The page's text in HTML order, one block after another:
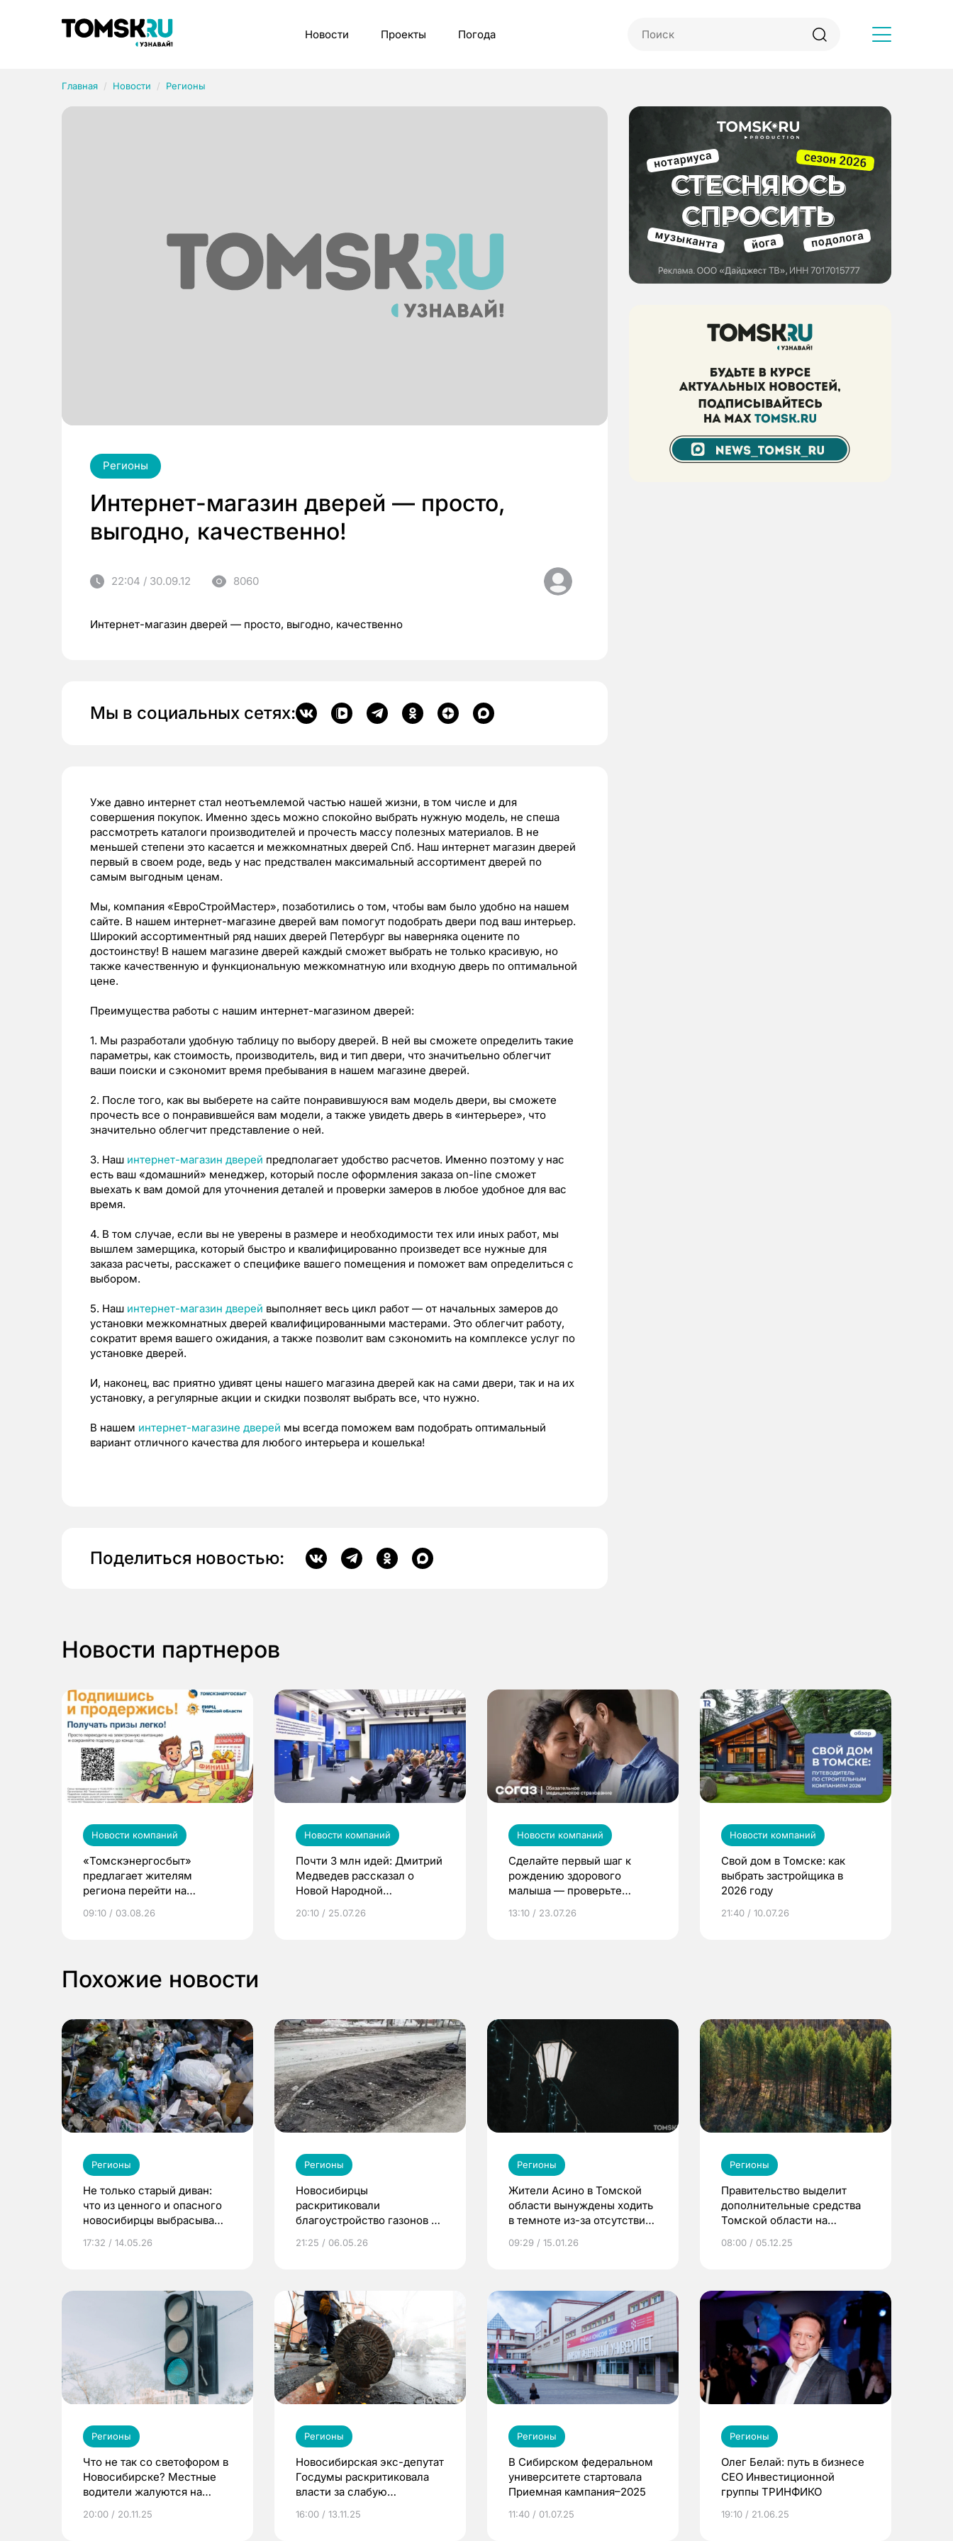
Новости Проекты Погода
Главная Новости Регионы
Регионы
Интернет-магазин дверей — просто,
выгодно, качественно!
22:04 / 30.09.12 8060
Интернет-магазин дверей — просто, выгодно, качественно
Мы в социальных сетях:
Уже давно интернет стал неотъемлемой частью нашей жизни, в том числе и для
совершения покупок. Именно здесь можно спокойно выбрать нужную модель, не спеша
рассмотреть каталоги производителей и прочесть массу полезных материалов. В не
меньшей степени это касается и межкомнатных дверей Спб. Наш интернет магазин дверей
первый в своем роде, ведь у нас предствален максимальный ассортимент дверей по
самым выгодным ценам.
Мы, компания «ЕвроСтройМастер», позаботились о том, чтобы вам было удобно на нашем
сайте. В нашем интернет-магазине дверей вам помогут подобрать двери под ваш интерьер.
Широкий ассортиментный ряд наших дверей Петербург вы наверняка оцените по
достоинству! В нашем магазине дверей каждый сможет выбрать не только красивую, но
также качественную и функциональную межкомнатную или входную дверь по оптимальной
цене.
Преимущества работы с нашим интернет-магазином дверей:
1. Мы разработали удобную таблицу по выбору дверей. В ней вы сможете определить такие
параметры, как стоимость, производитель, вид и тип двери, что значитьельно облегчит
ваши поиски и сэкономит время пребывания в нашем магазине дверей.
2. После того, как вы выберете на сайте понравившуюся вам модель двери, вы сможете
прочесть все о понравившейся вам модели, а также увидеть дверь в «интерьере», что
значительно облегчит представление о ней.
3. Наш интернет-магазин дверей предполагает удобство расчетов. Именно поэтому у нас
есть ваш «домашний» менеджер, который после оформления заказа оn-line сможет
выехать к вам домой для уточнения деталей и проверки замеров в любое удобное для вас
время.
4. В том случае, если вы не уверены в размере и необходимости тех или иных работ, мы
вышлем замерщика, который быстро и квалифицированно произведет все нужные для
заказа расчеты, расскажет о специфике вашего помещения и поможет вам определиться с
выбором.
5. Наш интернет-магазин дверей выполняет весь цикл работ — от начальных замеров до
установки межкомнатных дверей квалифицированными мастерами. Это облегчит работу,
сократит время вашего ожидания, а также позволит вам сэкономить на комплексе услуг по
установке дверей.
И, наконец, вас приятно удивят цены нашего магазина дверей как на сами двери, так и на их
установку, а регулярные акции и скидки позволят выбрать все, что нужно.
В нашем интернет-магазине дверей мы всегда поможем вам подобрать оптимальный
вариант отличного качества для любого интерьера и кошелька!
Поделиться новостью:
Новости партнеров
Новости компаний
«Томскэнергосбыт»
предлагает жителям
региона перейти на
выиграть призы
09:10 / 03.08.26
Новости компаний
Почти 3 млн идей: Дмитрий
Медведев рассказал о
Новой Народной
20:10 / 25.07.26
Новости компаний
Сделайте первый шаг к
рождению здорового
малыша — проверьте
по ОМС!
13:10 / 23.07.26
Новости компаний
Свой дом в Томске: как
выбрать застройщика в
2026 году
21:40 / 10.07.26
Похожие новости
Регионы
Не только старый диван:
что из ценного и опасного
новосибирцы выбрасывают
17:32 / 14.05.26
Регионы
Новосибирцы
раскритиковали
благоустройство газонов в
21:25 / 06.05.26
Регионы
Жители Асино в Томской
области вынуждены ходить
в темноте из-за отсутствия
09:29 / 15.01.26
Регионы
Правительство выделит
дополнительные средства
Томской области на
пожаров
08:00 / 05.12.25
Регионы
Что не так со светофором в
Новосибирске? Местные
водители жалуются на
20:00 / 20.11.25
Регионы
Новосибирская экс-депутат
Госдумы раскритиковала
власти за слабую
16:00 / 13.11.25
Регионы
В Сибирском федеральном
университете стартовала
Приемная кампания–2025
11:40 / 01.07.25
Регионы
Олег Белай: путь в бизнесе
CEO Инвестиционной
группы ТРИНФИКО
19:10 / 21.06.25
Рубрики